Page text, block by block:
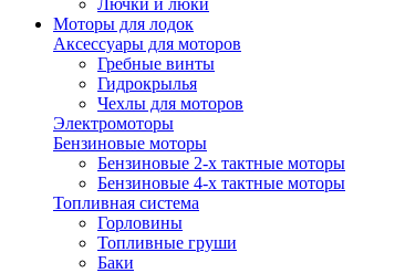
Лючки и люки
Моторы для лодок
Аксессуары для моторов
Гребные винты
Гидрокрылья
Чехлы для моторов
Электромоторы
Бензиновые моторы
Бензиновые 2-х тактные моторы
Бензиновые 4-х тактные моторы
Топливная система
Горловины
Топливные груши
Баки